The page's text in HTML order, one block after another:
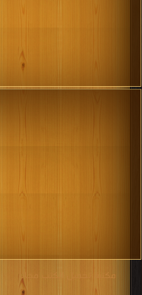
مكتبة تحميل الكتب مجانا